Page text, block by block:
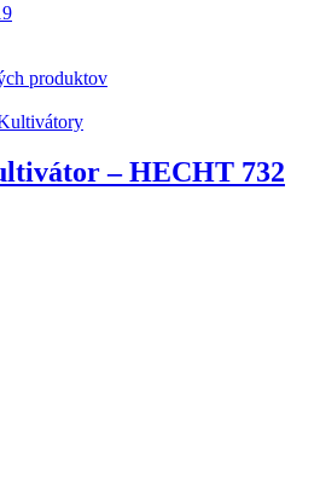
produktov
– HECHT 732